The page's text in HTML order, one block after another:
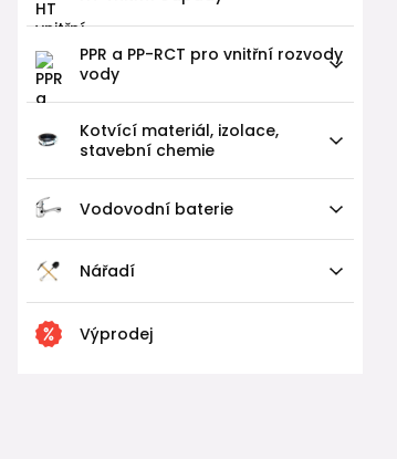
PPR a PP-RCT pro vnitřní rozvody
vody
Kotvící materiál, izolace,
stavební chemie
Vodovodní baterie
Nářadí
Výprodej